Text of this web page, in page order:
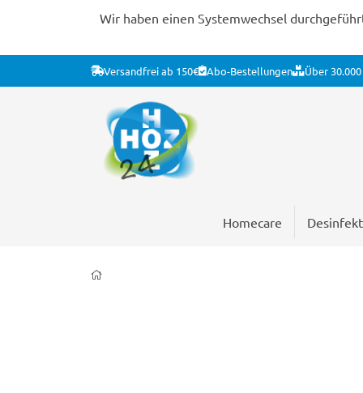
Wir haben einen Systemwechsel
Versandfrei ab 150€ Abo-Bestellungen Über
Homecare